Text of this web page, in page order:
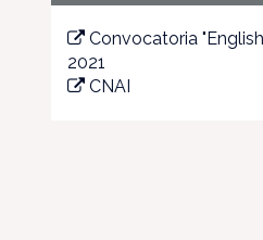
Convocatoria
2021
CNAI